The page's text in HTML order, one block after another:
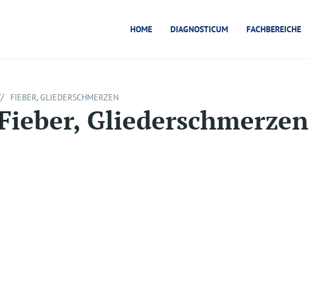
HOME DIAGNOSTICUM FACHBEREICHE
FIEBER, GLIEDERSCHMERZEN
Gliederschmerzen